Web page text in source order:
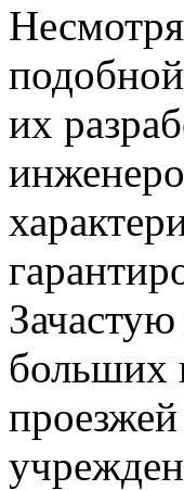
их
больших